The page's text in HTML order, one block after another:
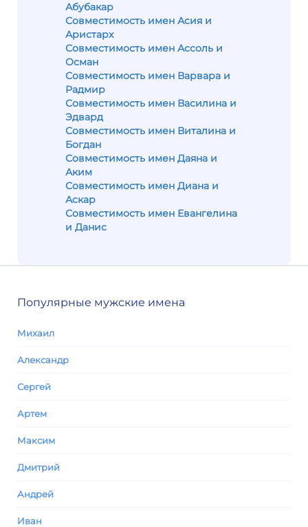
Абубакар
Совместимость имен Асия и
Аристарх
Совместимость имен Ассоль и
Осман
Совместимость имен Варвара и
Радмир
Совместимость имен Василина и
Эдвард
Совместимость имен Виталина и
Богдан
Совместимость имен Даяна и
Аким
Совместимость имен Диана и
Аскар
Совместимость имен Евангелина
и Данис
Популярные мужские имена
Михаил
Александр
Сергей
Артем
Максим
Дмитрий
Андрей
Иван